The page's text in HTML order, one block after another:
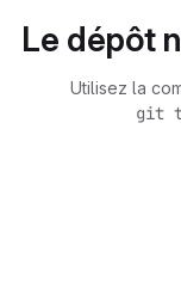
Le dépôt
Utilisez la
git